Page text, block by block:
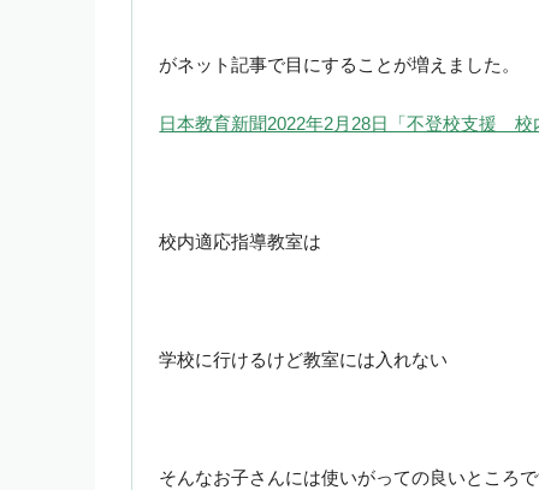
がネット記事で目にすることが増えました。
日本教育新聞2022年2月28日「不登校支援
校内適応指導教室は
学校に行けるけど教室には入れない
そんなお子さんには使いがっての良いところ